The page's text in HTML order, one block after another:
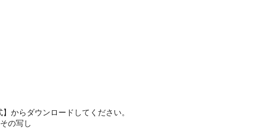
からダウンロードしてください。
の写し